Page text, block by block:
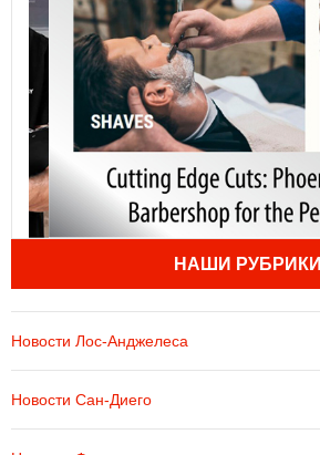
НАШИ РУБРИКИ
Новости Лос-Анджелеса
Новости Сан-Диего